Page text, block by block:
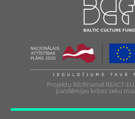
Projektu līdzfinansē REACT-
pandēmijas krīzes seku